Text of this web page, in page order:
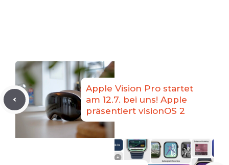
Apple Vision Pro startet
am 12.7. bei uns! Apple
präsentiert visionOS 2